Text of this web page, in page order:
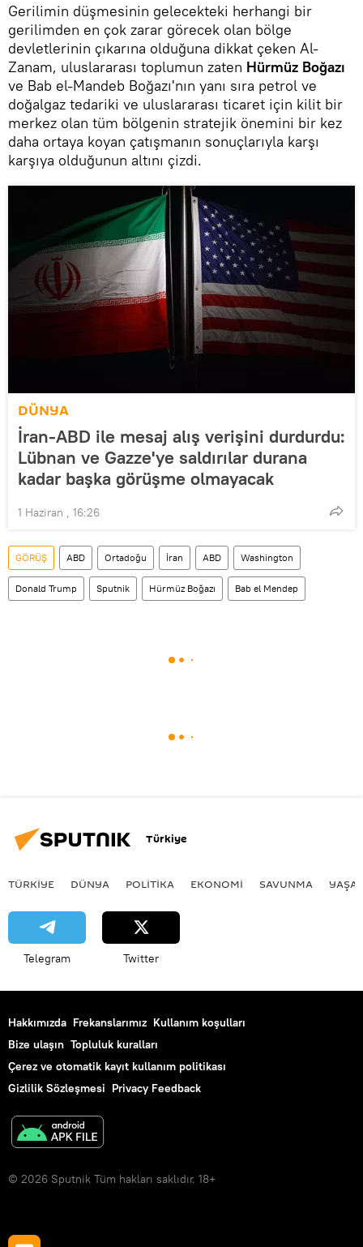
Gerilimin düşmesinin gelecekteki herhangi bir
gerilimden en çok zarar görecek olan bölge
devletlerinin çıkarına olduğuna dikkat çeken Al-
Zanam, uluslararası toplumun zaten Hürmüz Boğazı
ve Bab el-Mandeb Boğazı'nın yanı sıra petrol ve
doğalgaz tedariki ve uluslararası ticaret için kilit bir
merkez olan tüm bölgenin stratejik önemini bir kez
daha ortaya koyan çatışmanın sonuçlarıyla karşı
karşıya olduğunun altını çizdi.
DÜNYA
İran-ABD ile mesaj alış verişini durdurdu:
Lübnan ve Gazze'ye saldırılar durana
kadar başka görüşme olmayacak
1 Haziran , 16:26
GÖRÜŞ ABD Ortadoğu İran ABD Washington
Donald Trump Sputnik Hürmüz Boğazı Bab el Mendep
Türkiye
TÜRKIYE DÜNYA POLİTİKA EKONOMİ SAVUNMA
Telegram Twitter
Hakkımızda Frekanslarımız Kullanım koşulları
Bize ulaşın Topluluk kuralları
Çerez ve otomatik kayıt kullanım politikası
Gizlilik Sözleşmesi Privacy Feedback
© 2026 Sputnik Tüm hakları saklıdır. 18+